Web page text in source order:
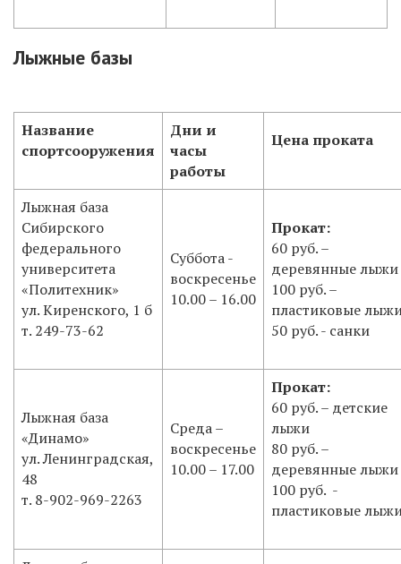
Лыжные базы
Название
спортсооружения
Дни и
часы
работы
Цена проката
Лыжная база
Сибирского
федерального
университета
«Политехник»
ул. Киренского, 1 б
т. 249-73-62
Суббота -
воскресенье
10.00 – 16.00
Прокат:
60 руб. –
деревянные лыжи
100 руб. –
пластиковые
50 руб. - санки
Лыжная база
«Динамо»
ул. Ленинградская,
48
т. 8-902-969-2263
Среда –
воскресенье
10.00 – 17.00
Прокат:
60 руб. – детские
лыжи
80 руб. –
деревянные лыжи
100 руб. -
пластиковые